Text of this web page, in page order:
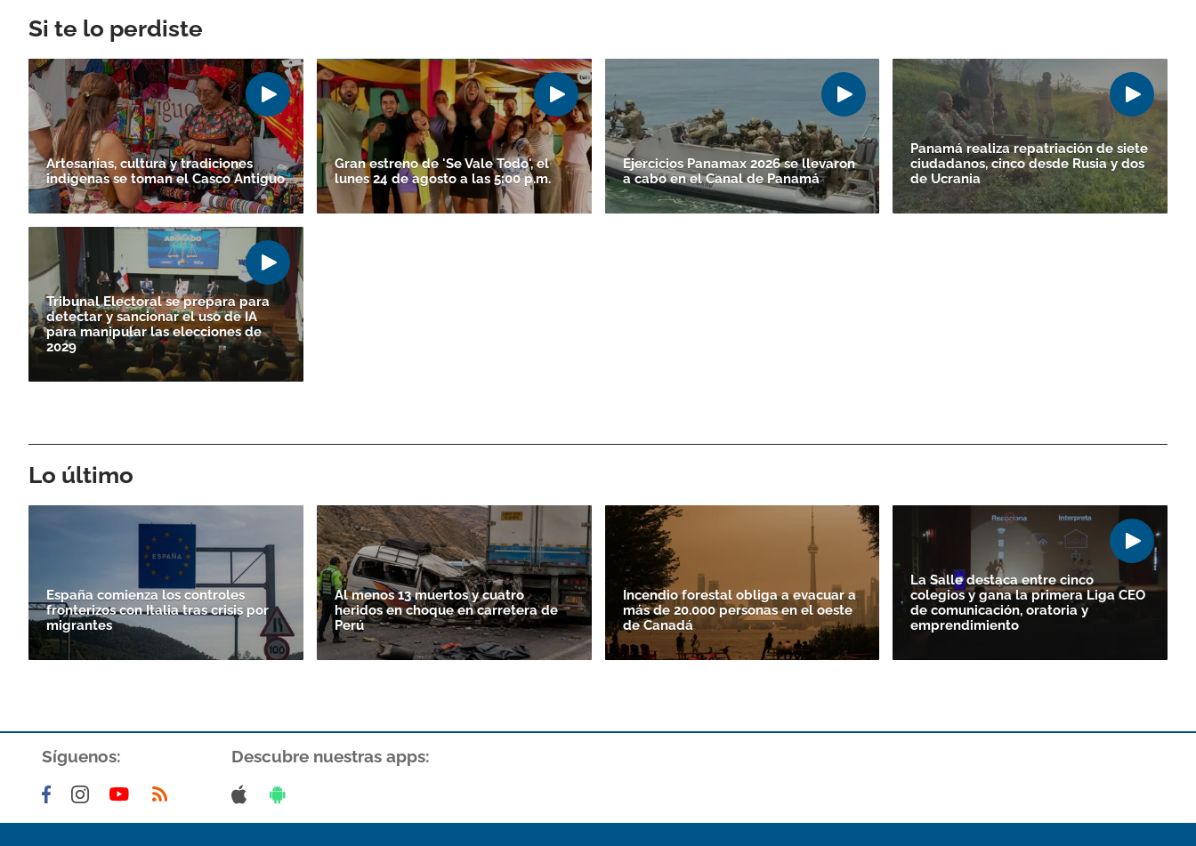
Si te lo perdiste
Artesanías, cultura y tradiciones
indígenas se toman el Casco Antiguo
Gran estreno de 'Se Vale Todo', el
lunes 24 de agosto a las 5:00 p.m.
Ejercicios Panamax 2026 se llevaron
a cabo en el Canal de Panamá
Panamá realiza repatriación de siete
ciudadanos, cinco desde Rusia y dos
de Ucrania
Tribunal Electoral se prepara para
detectar y sancionar el uso de IA
para manipular las elecciones de
2029
Lo último
España comienza los controles
fronterizos con Italia tras crisis por
migrantes
Al menos 13 muertos y cuatro
heridos en choque en carretera de
Perú
Incendio forestal obliga a evacuar a
más de 20.000 personas en el oeste
de Canadá
La Salle destaca entre cinco
colegios y gana la primera Liga CEO
de comunicación, oratoria y
emprendimiento
Síguenos: Descubre nuestras apps: